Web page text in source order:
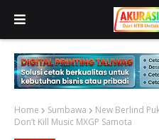
Home Sumbawa
New Berlind
Don’t Kill Music MXGP Samota